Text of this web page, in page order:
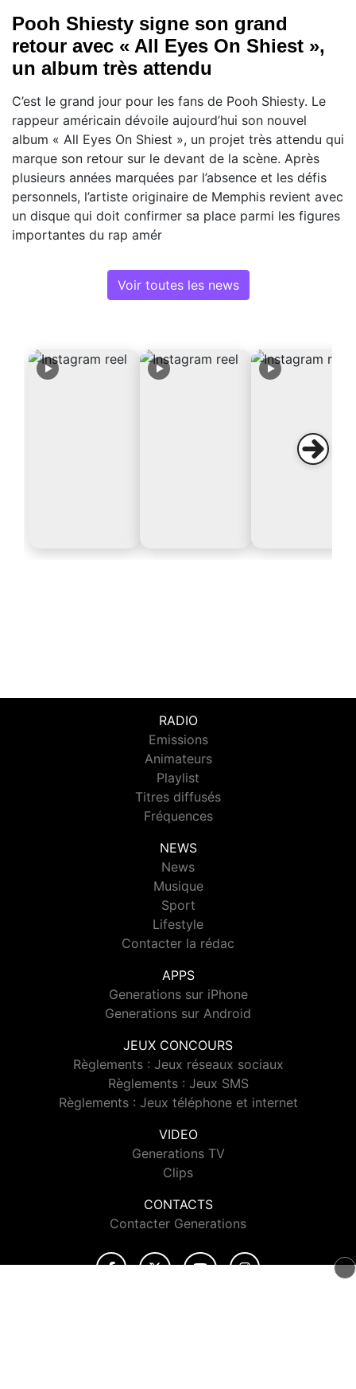
Pooh Shiesty signe son grand
retour avec « All Eyes On Shiest »,
un album très attendu
C’est le grand jour pour les fans de Pooh Shiesty. Le
rappeur américain dévoile aujourd’hui son nouvel
album « All Eyes On Shiest », un projet très attendu qui
marque son retour sur le devant de la scène. Après
plusieurs années marquées par l’absence et les défis
personnels, l’artiste originaire de Memphis revient avec
un disque qui doit confirmer sa place parmi les figures
importantes du rap amér
Voir toutes les news
RADIO
Emissions
Animateurs
Playlist
Titres diffusés
Fréquences
NEWS
News
Musique
Sport
Lifestyle
Contacter la rédac
APPS
Generations sur iPhone
Generations sur Android
JEUX CONCOURS
Règlements : Jeux réseaux sociaux
Règlements : Jeux SMS
Règlements : Jeux téléphone et internet
VIDEO
Generations TV
Clips
CONTACTS
Contacter Generations